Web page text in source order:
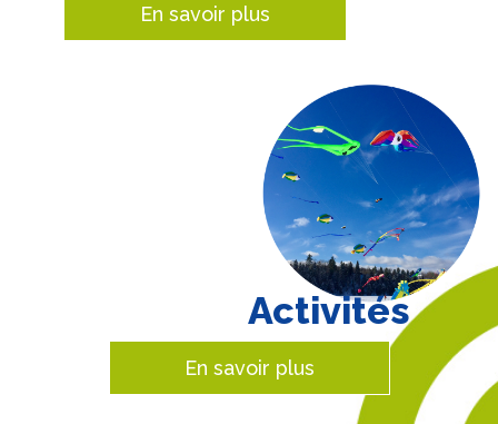
En savoir plus
Activités
En savoir plus